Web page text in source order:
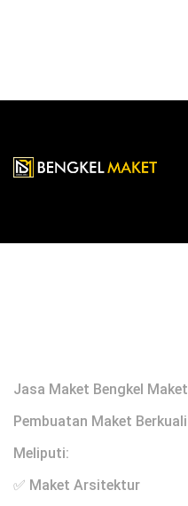
Jasa Maket Bengkel
Pembuatan Maket
Meliputi:
✅ Maket Arsitektur